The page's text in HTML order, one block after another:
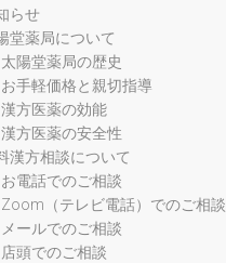
らせ
堂薬局について
太陽堂薬局の歴史
お手軽価格と親切指導
漢方医薬の効能
漢方医薬の安全性
漢方相談について
お電話でのご相談
Zoom（テレビ電話）でのご相談
メールでのご相談
店頭でのご相談